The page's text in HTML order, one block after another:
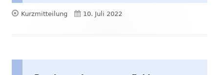
Format
Kurzmitteilung Veröffentlicht
10. Juli 2022